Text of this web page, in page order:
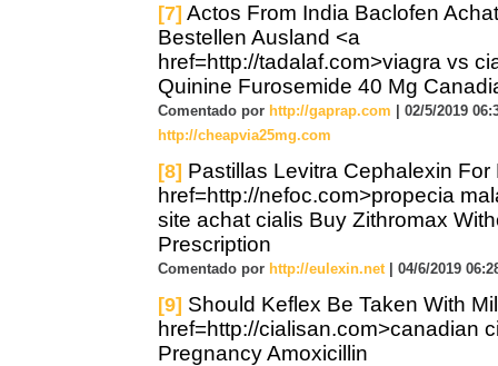
[7] Actos From India Baclofen
Bestellen Ausland <a
href=http://tadalaf.com>viagra vs
Quinine Furosemide 40 Mg
Comentado por http://gaprap.com | 02/5/2019
http://cheapvia25mg.com
[8] Pastillas Levitra Cephalexin For
href=http://nefoc.com>propecia
site achat cialis Buy Zithromax
Prescription
Comentado por http://eulexin.net| 04/6/2019
[9] Should Keflex Be Taken With
href=http://cialisan.com>canadian
Pregnancy Amoxicillin